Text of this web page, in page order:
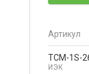
Артикул
TCM-1S-
ИЭК